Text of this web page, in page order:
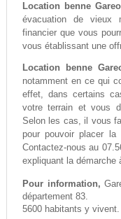
Location benne
évacuation de vieux
financier que vous
vous établissant une
Location benne
notamment en ce qui
effet, dans certains
votre terrain et vous
Selon les cas, il vous
pour pouvoir placer
Contactez-nous au
expliquant la démarche
Pour information,
département 83.
5600 habitants y vivent.